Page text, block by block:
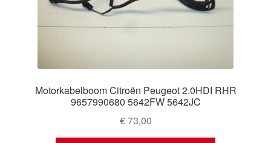
Motorkabelboom Citroën Peugeot 2.0HDI RHR
9657990680 5642FW 5642JC
€73,00